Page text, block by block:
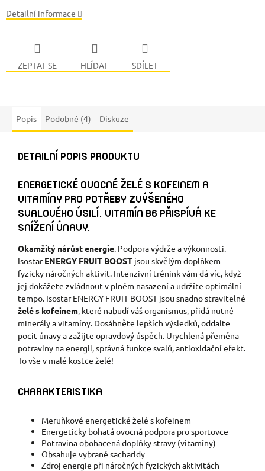
Detailní informace
ZEPTAT SE HLÍDAT SDÍLET
Popis Podobné (4) Diskuze
DETAILNÍ POPIS PRODUKTU
ENERGETICKÉ OVOCNÉ ŽELÉ S KOFEINEM A
VITAMÍNY PRO POTŘEBY ZVÝŠENÉHO
SVALOVÉHO ÚSILÍ. VITAMÍN B6 PŘISPÍVÁ KE
SNÍŽENÍ ÚNAVY.
Okamžitý nárůst energie. Podpora výdrže a výkonnosti.
IsostarENERGY FRUIT BOOST jsou skvělým doplňkem
fyzicky náročných aktivit. Intenzivní trénink vám dá víc, když
jej dokážete zvládnout v plném nasazení a udržíte optimální
tempo. Isostar ENERGY FRUIT BOOST jsou snadno stravitelné
želé s kofeinem, které nabudí váš organismus, přidá nutné
minerály a vitamíny. Dosáhněte lepších výsledků, oddalte
pocit únavy a zažijte opravdový úspěch. Urychlená přeměna
potraviny na energii, správná funkce svalů, antioxidační efekt.
To vše v malé kostce želé!
CHARAKTERISTIKA
Meruňkové energetické želé s kofeinem
Energeticky bohatá ovocná podpora pro sportovce
Potravina obohacená doplňky stravy (vitamíny)
Obsahuje vybrané sacharidy
Zdroj energie při náročných fyzických aktivitách